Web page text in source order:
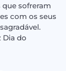
sofreram
com os seus
Dia do